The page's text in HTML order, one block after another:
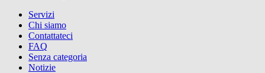
Servizi
Chi siamo
Contattateci
FAQ
Senza categoria
Notizie